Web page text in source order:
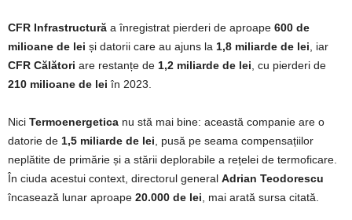
CFR Infrastructură a înregistrat pierderi de aproape 600 de
milioane de lei și datorii care au ajuns la 1,8 miliarde de lei , iar
CFR Călători are restanțe de 1,2 miliarde de lei , cu pierderi de
210 milioane de lei în 2023.
Nici Termoenergetica nu stă mai bine: această companie are o
datorie de 1,5 miliarde de lei , pusă pe seama compensațiilor
neplătite de primărie și a stării deplorabile a rețelei de termoficare.
În ciuda acestui context, directorul general Adrian Teodorescu
încasează lunar aproape 20.000 de lei , mai arată sursa citată.